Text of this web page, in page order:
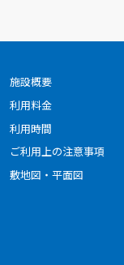
施設概要
利用料金
利用時間
ご利用上の注意事項
敷地図・平面図